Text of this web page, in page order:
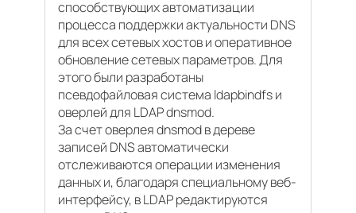
способствующих автоматизации
процесса поддержки актуальности DNS
для всех сетевых хостов и оперативное
обновление сетевых параметров. Для
этого были разработаны
псевдофайловая система ldapbindfs и
оверлей для LDAP dnsmod.
За счет оверлея dnsmod в дереве
записей DNS автоматически
отслеживаются операции изменения
данных и, благодаря специальному веб-
интерфейсу, в LDAP редактируются